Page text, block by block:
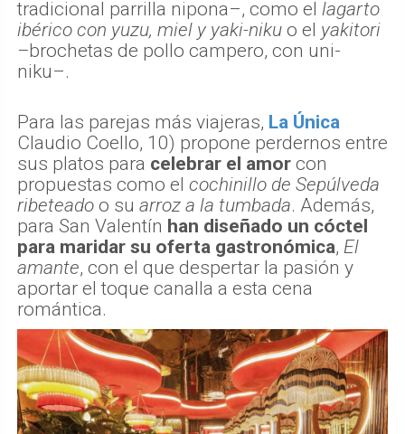
tradicional parrilla nipona–, como el lagarto
ibérico con yuzu, miel y yaki-niku o el yakitori
–brochetas de pollo campero, con uni-
niku–.
Para las parejas más viajeras, La Única
Claudio Coello, 10) propone perdernos entre
sus platos para celebrar el amor con
propuestas como el cochinillo de Sepúlveda
ribeteado o su arroz a la tumbada. Además,
para San Valentín han diseñado un cóctel
para maridar su oferta gastronómica, El
amante, con el que despertar la pasión y
aportar el toque canalla a esta cena
romántica.